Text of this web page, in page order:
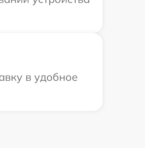
в удобное